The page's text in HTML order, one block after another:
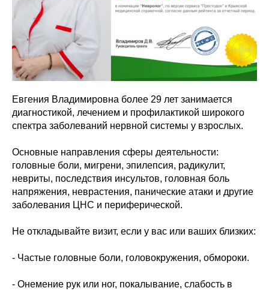
Евгения Владимировна более 29 лет занимается
диагностикой, лечением и профилактикой широкого
спектра заболеваний нервной системы у взрослых.
Основные направления сферы деятельности:
головные боли, мигрени, эпилепсия, радикулит,
невриты, последствия инсультов, головная боль
напряжения, неврастения, панические атаки и другие
заболевания ЦНС и периферической.
Не откладывайте визит, если у вас или ваших близких:
- Частые головные боли, головокружения, обмороки.
- Онемение рук или ног, покалывание, слабость в